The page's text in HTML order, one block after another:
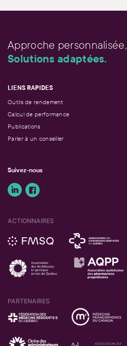
Approche personnalisée,
Solutions adaptées.
LIENS RAPIDES
Outils de rendement
Calcul de performance
Publications
Parler à un conseiller
Suivez-nous
ACTIONNAIRES
PARTENAIRES